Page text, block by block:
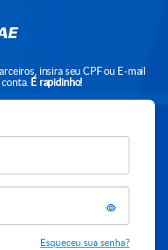
insira seu CPF ou E-mail
É rapidinho!
Esqueceu sua senha?